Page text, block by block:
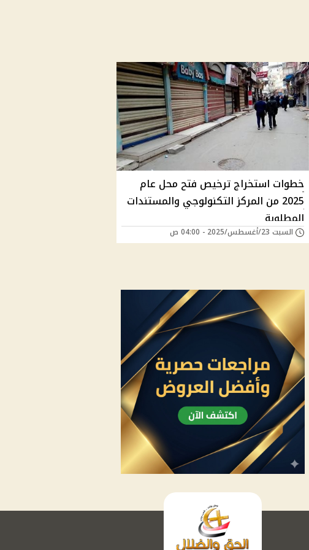
خطوات استخراج ترخيص فتح محل عام
2025 من المركز التكنولوجي والمستندات
المطلوبة
السبت 23/أغسطس/2025 - 04:00 ص